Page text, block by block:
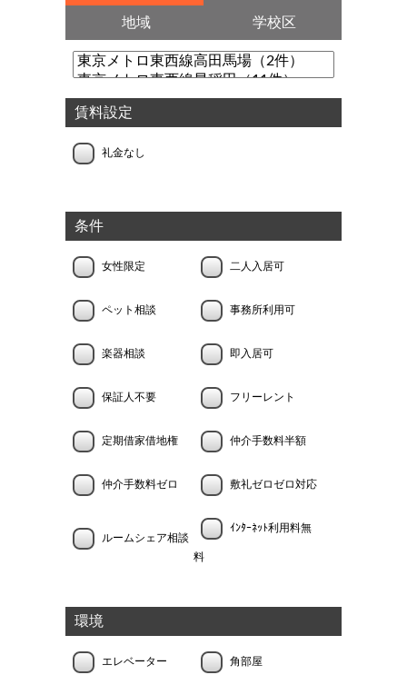
地域 学校区
賃料設定
礼金なし
条件
女性限定 二人入居可
ペット相談 事務所利用可
楽器相談 即入居可
保証人不要 フリーレント
定期借家借地権 仲介手数料半額
仲介手数料ゼロ 敷礼ゼロゼロ対応
ルームシェア相談
ｲﾝﾀｰﾈｯﾄ利用料無
料
環境
エレベーター 角部屋